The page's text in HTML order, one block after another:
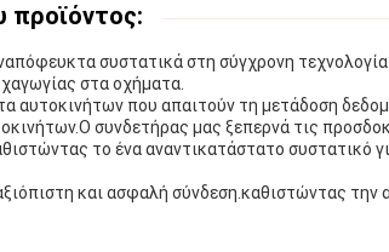
προϊόντος:
συστατικά στη σύγχρονη τεχνολογία
στα οχήματα.
αυτοκινήτων που απαιτούν τη μετάδοση
συνδετήρας μας ξεπερνά τις
το ένα αναντικατάστατο συστατικό
και ασφαλή σύνδεση.καθιστώντας την